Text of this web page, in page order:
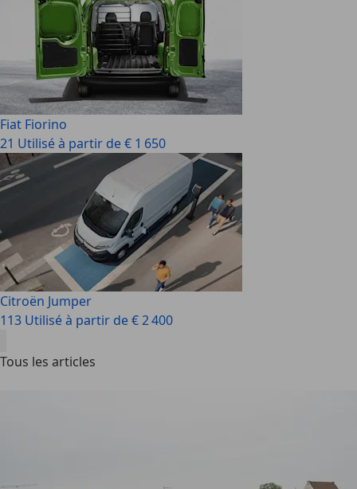
Fiat Fiorino
21 Utilisé à partir de € 1 650
Citroën Jumper
113 Utilisé à partir de € 2 400
Tous les articles